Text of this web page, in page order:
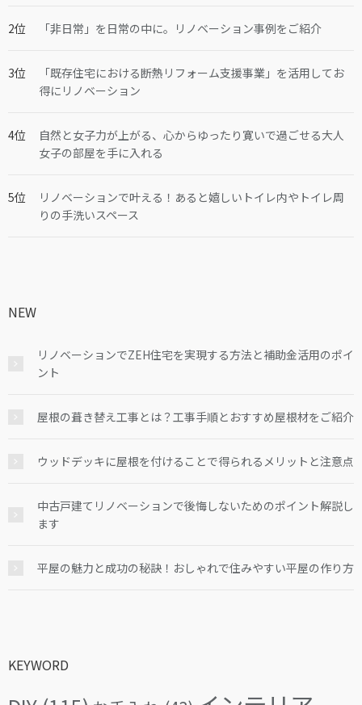
「非日常」を日常の中に。リノベーション事例をご紹介
「既存住宅における断熱リフォーム支援事業」を活用してお
得にリノベーション
自然と女子力が上がる、心からゆったり寛いで過ごせる大人
女子の部屋を手に入れる
リノベーションで叶える！あると嬉しいトイレ内やトイレ周
りの手洗いスペース
NEW
リノベーションでZEH住宅を実現する方法と補助金活用のポイ
ント
屋根の葺き替え工事とは？工事手順とおすすめ屋根材をご紹介
ウッドデッキに屋根を付けることで得られるメリットと注意点
中古戸建てリノベーションで後悔しないためのポイント解説し
ます
平屋の魅力と成功の秘訣！おしゃれで住みやすい平屋の作り方
KEYWORD